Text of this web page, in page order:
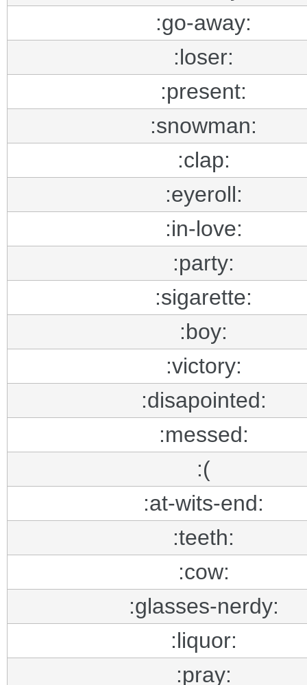
:go-away:
:loser:
:present:
:snowman:
:clap:
:eyeroll:
:in-love:
:party:
:sigarette:
:boy:
:victory:
:disapointed:
:messed:
:(
:at-wits-end:
:teeth:
:cow:
:glasses-nerdy:
:liquor:
:pray: